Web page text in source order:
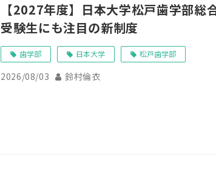
【2027年度】日本大学松戸歯学部
受験生にも注目の新制度
歯学部 日本大学 松戸歯学部
2026/08/03 鈴村倫衣